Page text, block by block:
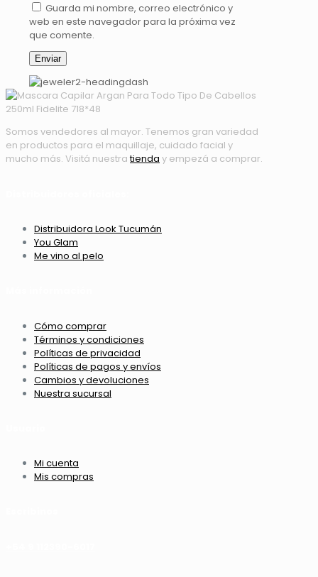
Guarda mi nombre, correo electrónico y
web en este navegador para la próxima vez
que comente.
Somos vendedores al mayor. Tenemos gran variedad
en productos para el maquillaje, cuidado facial y
mucho más. Visitá nuestratienda y empezá a comprar.
Distribuidora Look Tucumán
You Glam
Me vino al pelo
Cómo comprar
Términos y condiciones
Políticas de privacidad
Políticas de pagos y envíos
Cambios y devoluciones
Nuestra sucursal
Mi cuenta
Mis compras